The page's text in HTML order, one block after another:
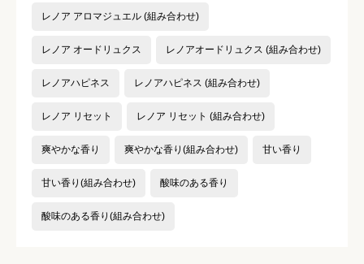
レノア アロマジュエル (組み合わせ)
レノア オードリュクス レノアオードリュクス (組み合わせ)
レノアハピネス レノアハピネス (組み合わせ)
レノア リセット レノア リセット (組み合わせ)
爽やかな香り 爽やかな香り(組み合わせ) 甘い香り
甘い香り(組み合わせ) 酸味のある香り
酸味のある香り(組み合わせ)